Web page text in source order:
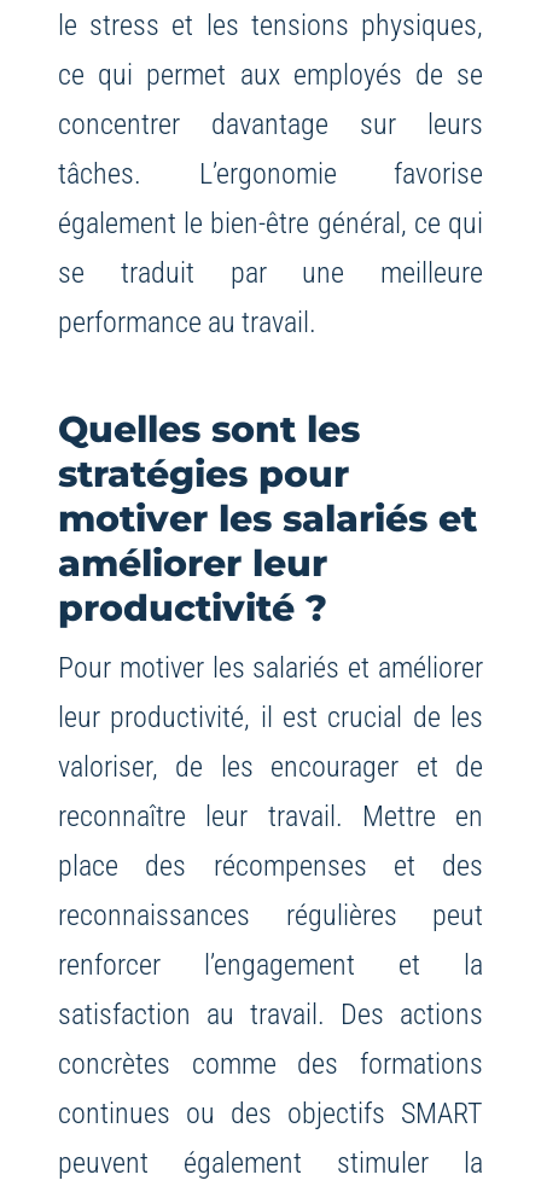
le stress et les tensions physiques,
ce qui permet aux employés de se
concentrer davantage sur leurs
tâches. L’ergonomie favorise
également le bien-être général, ce qui
se traduit par une meilleure
performance au travail.
Quelles sont les
stratégies pour
motiver les salariés et
améliorer leur
productivité ?
Pour motiver les salariés et améliorer
leur productivité, il est crucial de les
valoriser, de les encourager et de
reconnaître leur travail. Mettre en
place des récompenses et des
reconnaissances régulières peut
renforcer l’engagement et la
satisfaction au travail. Des actions
concrètes comme des formations
continues ou des objectifs SMART
peuvent également stimuler la